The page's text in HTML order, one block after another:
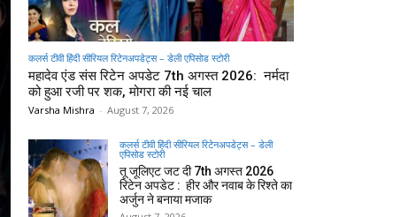
कलर्स टीवी हिंदी सीरियल रिटेनअपडेट्स – डेली एपिसोड स्टोरी
महादेव एंड संस रिटेन अपडेट 7th अगस्त 2026: नर्मदा
को हुआ रजी पर शक, मोगरा की नई चाल
Varsha Mishra - August 7, 2026
कलर्स टीवी हिंदी सीरियल रिटेनअपडेट्स – डेली
एपिसोड स्टोरी
तू जूलिएट जट दी 7th अगस्त 2026
रिटेन अपडेट : हीर और नवाब के रिश्ते का
अर्जुन ने बनाया मजाक